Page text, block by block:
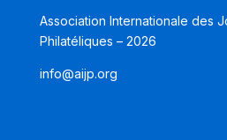
Association Internationale des
Philatéliques – 2026
info@aijp.org